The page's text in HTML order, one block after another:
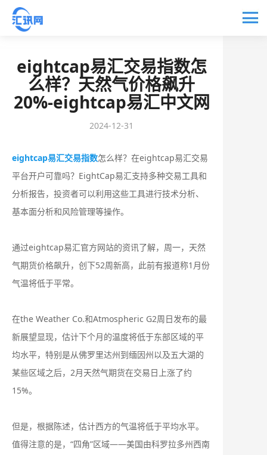
eightcap易汇交易指数怎
么样？天然气价格飙升
20%-eightcap易汇中文网
2024-12-31
eightcap易汇交易指数怎么样？在eightcap易汇交易
平台开户可靠吗？EightCap易汇支持多种交易工具和
分析报告，投资者可以利用这些工具进行技术分析、
基本面分析和风险管理等操作。
通过eightcap易汇官方网站的资讯了解，周一，天然
气期货价格飙升，创下52周新高，此前有报道称1月份
气温将低于平常。
在the Weather Co.和Atmospheric G2周日发布的最
新展望显现，估计下个月的温度将低于东部区域的平
均水平，特别是从佛罗里达州到缅因州以及五大湖的
某些区域之后，2月天然气期货在交易日上涨了约
15%。
但是，根据陈述，估计西方的气温将低于平均水平。
值得注意的是，“四角”区域——美国由科罗拉多州西南